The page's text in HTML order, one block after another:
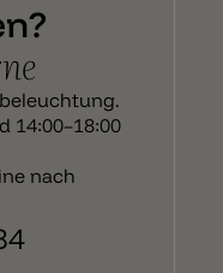
14:00–18:00
nach